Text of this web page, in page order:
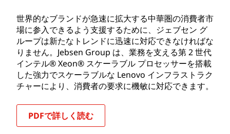
世界的なブランドが急速に拡大する中華圏の消費者市
場に参入できるよう支援するために、ジェブセン グ
ループは新たなトレンドに迅速に対応できなければな
りません。Jebsen Group は、業務を支える第 2 世代
インテル® Xeon® スケーラブル プロセッサーを搭載
した強力でスケーラブルな Lenovo インフラストラク
チャーにより、消費者の要求に機敏に対応できます。
PDFで詳しく読む